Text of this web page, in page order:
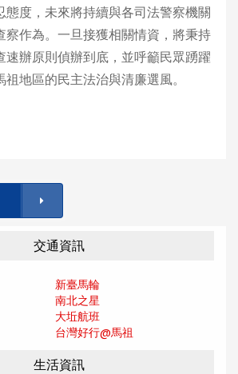
態度，未來將持續與各司法警察機關
察作為。一旦接獲相關情資，將秉持
速辦原則偵辦到底，並呼籲民眾踴躍
地區的民主法治與清廉選風。
交通資訊
新臺馬輪
南北之星
大坵航班
台灣好行@馬祖
生活資訊